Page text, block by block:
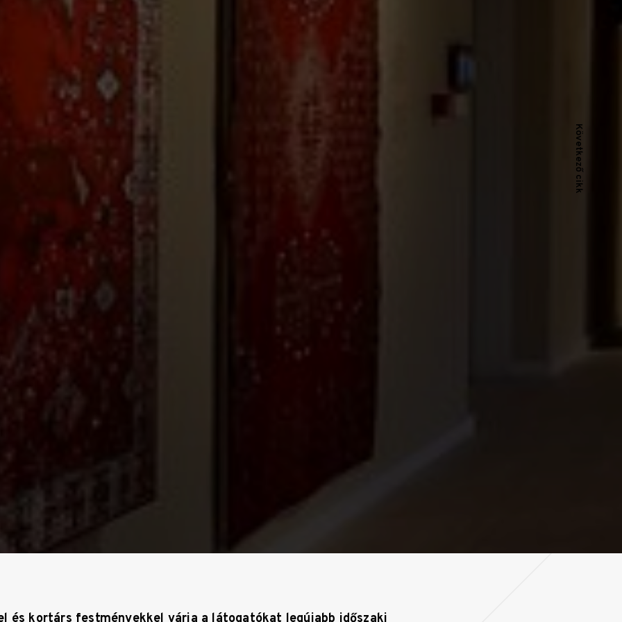
és kortárs festményekkel várja a látogatókat legújabb időszaki
Következő cikk